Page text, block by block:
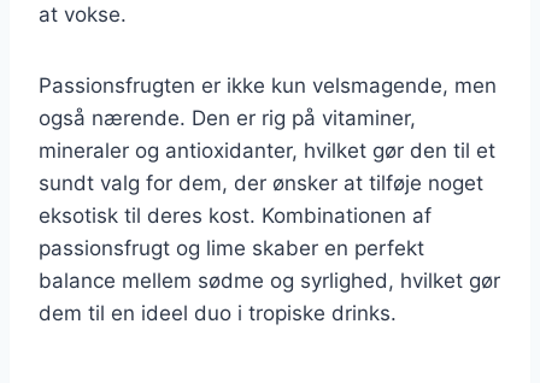
at vokse.
Passionsfrugten er ikke kun velsmagende, men
også nærende. Den er rig på vitaminer,
mineraler og antioxidanter, hvilket gør den til et
sundt valg for dem, der ønsker at tilføje noget
eksotisk til deres kost. Kombinationen af
passionsfrugt og lime skaber en perfekt
balance mellem sødme og syrlighed, hvilket gør
dem til en ideel duo i tropiske drinks.